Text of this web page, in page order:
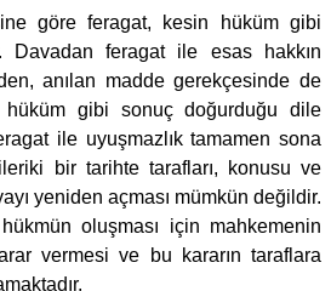
göre feragat, kesin hüküm gibi
Davadan feragat ile esas hakkın
anılan madde gerekçesinde de
gibi sonuç doğurduğu dile
ile uyuşmazlık tamamen sona
bir tarihte tarafları, konusu ve
yeniden açması mümkün değildir.
oluşması için mahkemenin
vermesi ve bu kararın taraflara